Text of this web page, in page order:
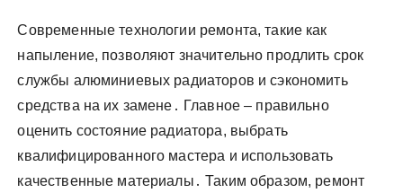
Современные технологии ремонта, такие как
напыление, позволяют значительно продлить срок
службы алюминиевых радиаторов и сэкономить
средства на их замене․ Главное – правильно
оценить состояние радиатора, выбрать
квалифицированного мастера и использовать
качественные материалы․ Таким образом, ремонт